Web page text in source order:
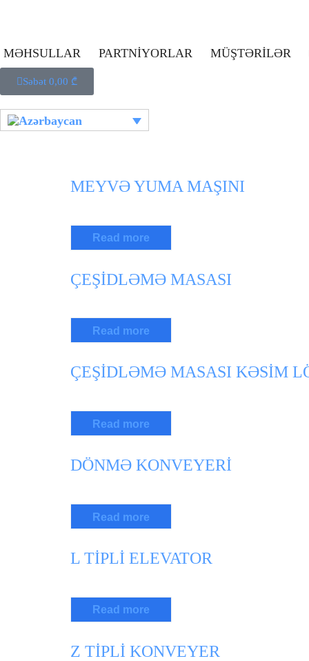
MƏHSULLAR PARTNİYORLAR MÜŞTƏRİLƏR
Səbət 0,00 ₾
MEYVƏ YUMA MAŞINI
Read more
ÇEŞİDLƏMƏ MASASI
Read more
ÇEŞİDLƏMƏ MASASI KƏSİM
Read more
DÖNMƏ KONVEYERİ
Read more
L TİPLİ ELEVATOR
Read more
Z TİPLİ KONVEYER